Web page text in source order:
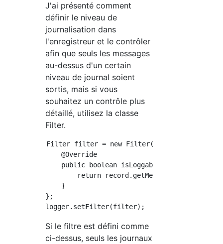
J'ai présenté comment
définir le niveau de
journalisation dans
l'enregistreur et le contrôler
afin que seuls les messages
au-dessus d'un certain
niveau de journal soient
sortis, mais si vous
souhaitez un contrôle plus
détaillé, utilisez la classe
Filter.
Filter filter = new Filter() {
    @Override
public boolean isLoggable(LogRecord
return
    }
};
Si le filtre est défini comme
ci-dessus, seuls les journaux